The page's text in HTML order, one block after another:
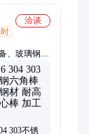
洽谈
、玻璃钢模
303不锈